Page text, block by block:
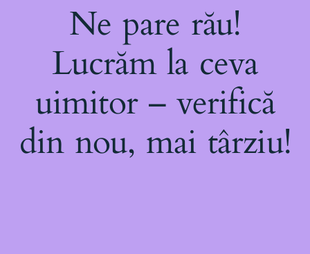
Ne pare rău!
Lucrăm la ceva
uimitor – verifică
din nou, mai târziu!